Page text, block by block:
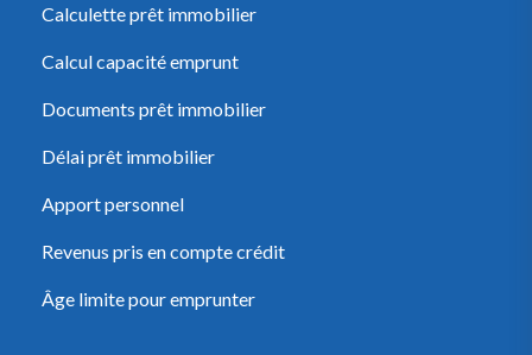
Calculette prêt immobilier
Calcul capacité emprunt
Documents prêt immobilier
Délai prêt immobilier
Apport personnel
Revenus pris en compte crédit
Âge limite pour emprunter